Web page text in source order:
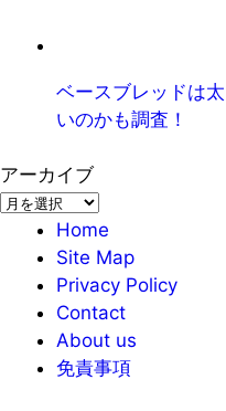
ベースブレッドは
いのかも調査！
アーカイブ
ア
Home
Site Map
Privacy Policy
Contact
About us
免責事項